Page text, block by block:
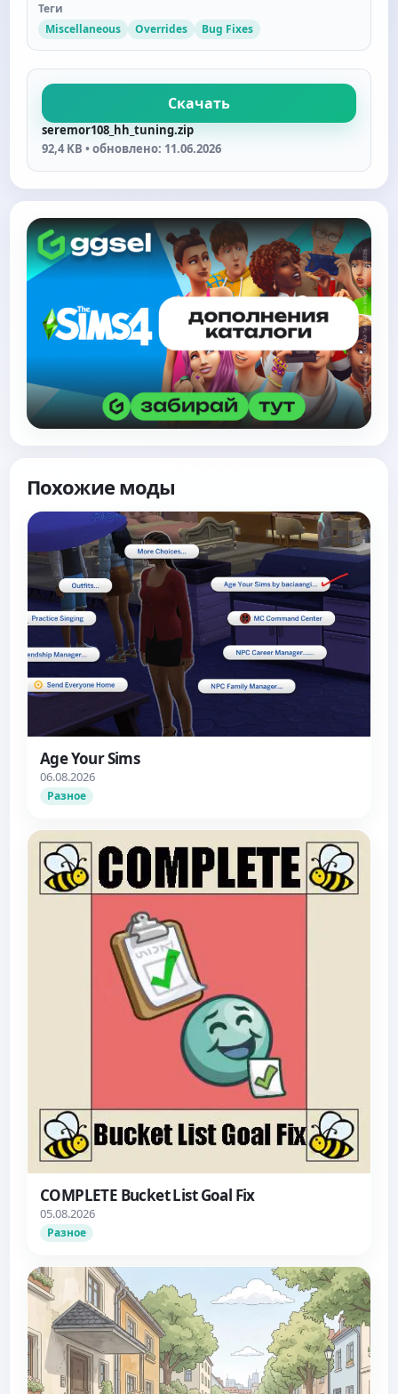
Теги
Miscellaneous
Overrides Bug Fixes
Скачать
seremor108_hh_tuning.zip
92,4 KB • обновлено: 11.06.2026
Похожие моды
Age Your Sims
06.08.2026
Разное
COMPLETE Bucket List Goal Fix
05.08.2026
Разное